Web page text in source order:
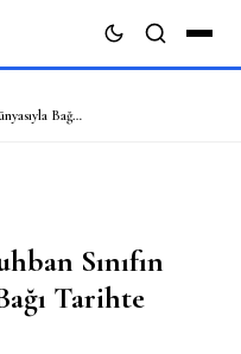
Sumer’den Roma’ya Ruhban Sınıfın Maddiyat Dünyasıyla Bağı Tarihte Tapınak Bankacılığı
Sınıfın
Tarihte